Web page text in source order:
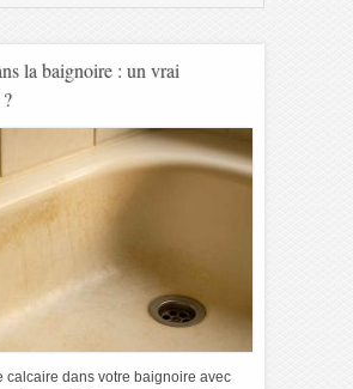
la baignoire : un vrai
calcaire dans votre baignoire avec